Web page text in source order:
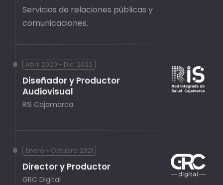
Servicios de relaciones públicas y
comunicaciones.
Abril 2020 - Dic. 2022
Diseñador y Productor
Audiovisual
RIS Cajamarca
Enero - Octubre 2021
Director y Productor
GRC Digital